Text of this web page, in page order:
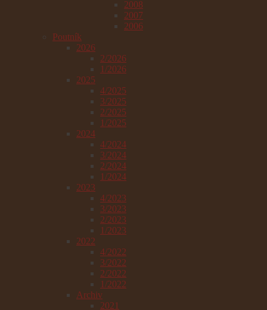
2008
2007
2006
Poutník
2026
2/2026
1/2026
2025
4/2025
3/2025
2/2025
1/2025
2024
4/2024
3/2024
2/2024
1/2024
2023
4/2023
3/2023
2/2023
1/2023
2022
4/2022
3/2022
2/2022
1/2022
Archiv
2021